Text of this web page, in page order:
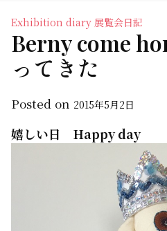
Exhibition diary 展覧会日記
Berny come
ってきた
Posted on 2015年5月2日
嬉しい日 Happy day